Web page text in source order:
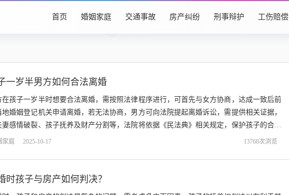
首页 婚姻家庭 交通事故 房产纠纷 刑事辩护 工伤赔偿
一岁半男方如何合法离婚
在孩子一岁半时想要合法离婚，需按照法律程序进行，可首先与女方协商，达成一致后前
地婚姻登记机关申请离婚，若无法协商，男方可向法院提起离婚诉讼，需提供相关证据，
妻感情破裂、孩子抚养及财产分割等，法院将依据《民法典》相关规定，保护孩子的合法
，并判决离婚，男方需确保行动合法，以免影响自身及孩...
家庭 2025-10-17 13768次浏览
时孩子与房产如何判决？